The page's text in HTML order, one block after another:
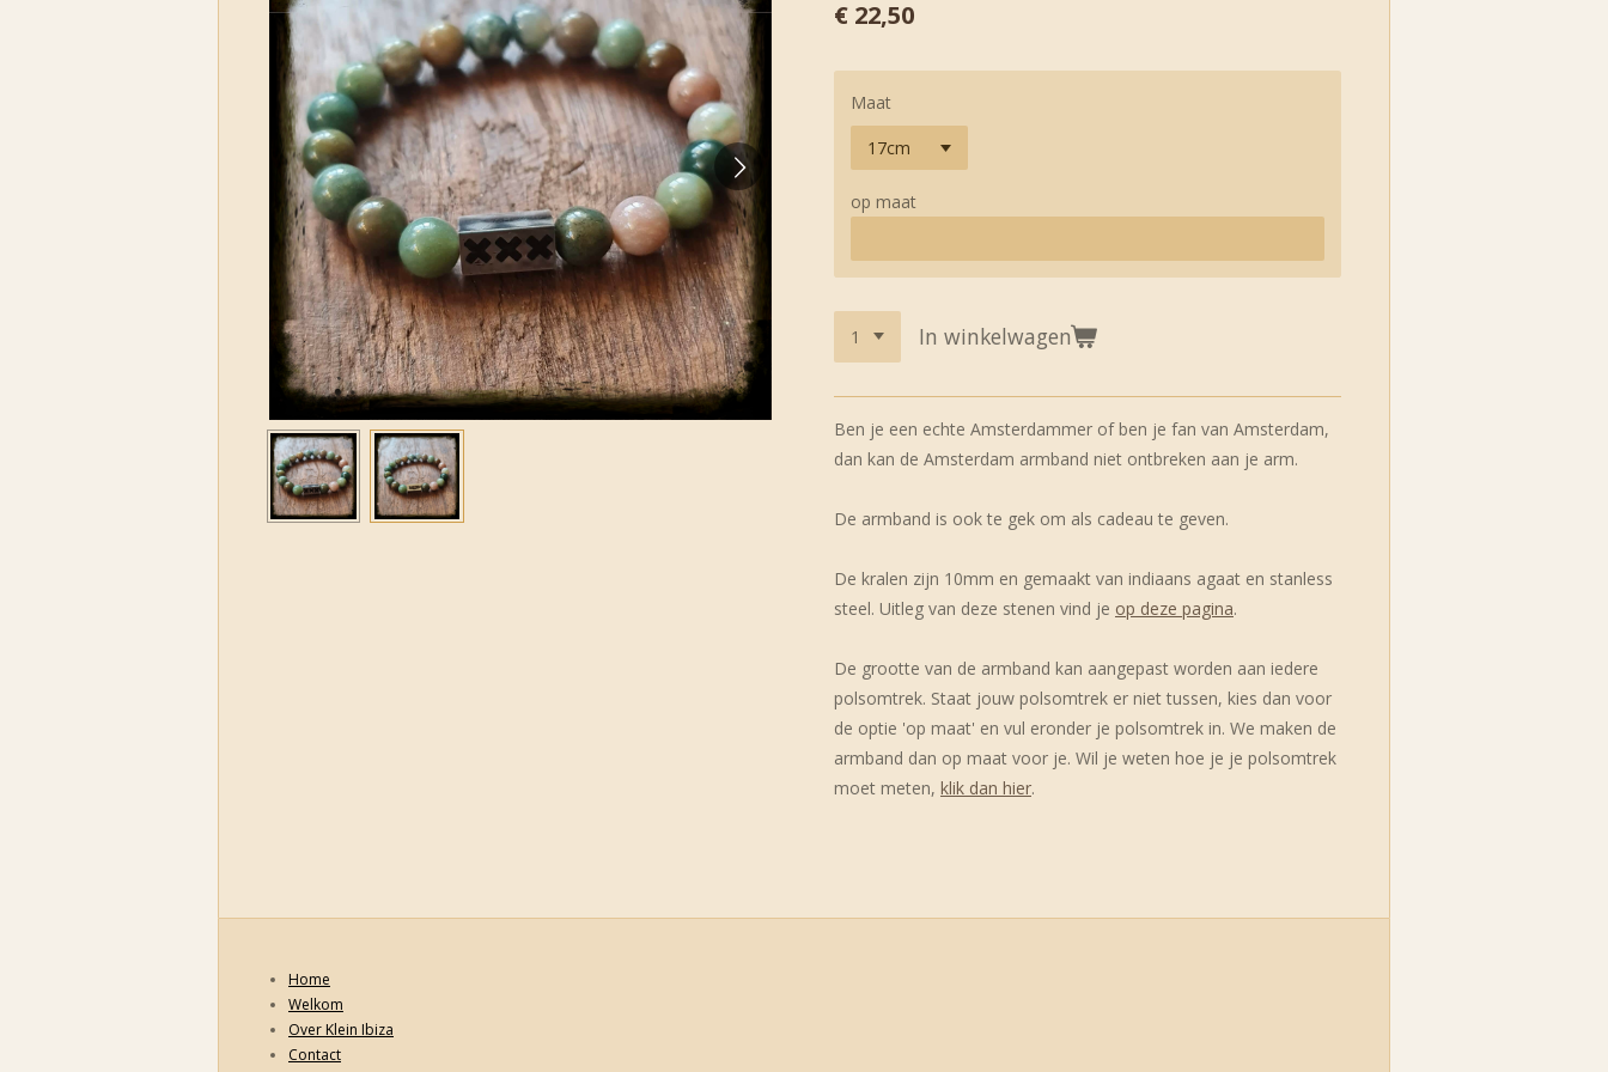
€ 22,50
Maat
op maat
In winkelwagen
Ben je een echte Amsterdammer of ben je fan van Amsterdam,
dan kan de Amsterdam armband niet ontbreken aan je arm.
De armband is ook te gek om als cadeau te geven.
De kralen zijn 10mm en gemaakt van indiaans agaat en stanless
steel. Uitleg van deze stenen vind je op deze pagina.
De grootte van de armband kan aangepast worden aan iedere
polsomtrek. Staat jouw polsomtrek er niet tussen, kies dan voor
de optie 'op maat' en vul eronder je polsomtrek in. We maken de
armband dan op maat voor je. Wil je weten hoe je je polsomtrek
moet meten, klik dan hier.
Home
Welkom
Over Klein Ibiza
Contact